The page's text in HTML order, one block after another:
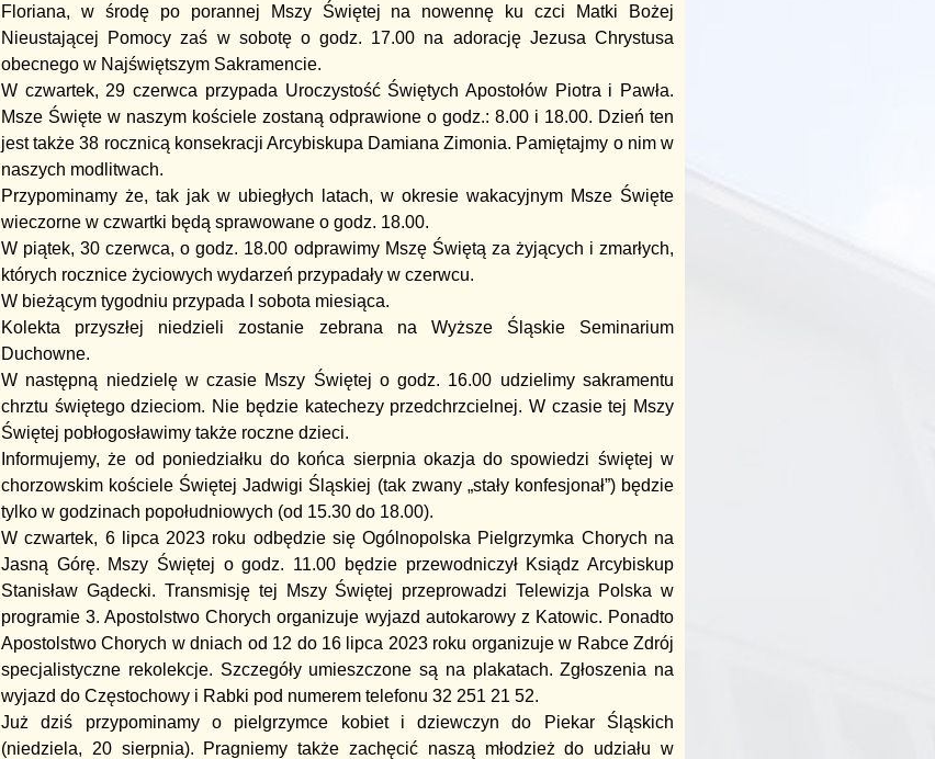
Floriana, w środę po porannej Mszy Świętej na nowennę ku czci Matki Bożej
Nieustającej Pomocy zaś w sobotę o godz. 17.00 na adorację Jezusa Chrystusa
obecnego w Najświętszym Sakramencie.
W czwartek, 29 czerwca przypada Uroczystość Świętych Apostołów Piotra i Pawła.
Msze Święte w naszym kościele zostaną odprawione o godz.: 8.00 i 18.00. Dzień ten
jest także 38 rocznicą konsekracji Arcybiskupa Damiana Zimonia. Pamiętajmy o nim w
naszych modlitwach.
Przypominamy że, tak jak w ubiegłych latach, w okresie wakacyjnym Msze Święte
wieczorne w czwartki będą sprawowane o godz. 18.00.
W piątek, 30 czerwca, o godz. 18.00 odprawimy Mszę Świętą za żyjących i zmarłych,
których rocznice życiowych wydarzeń przypadały w czerwcu.
W bieżącym tygodniu przypada I sobota miesiąca.
Kolekta przyszłej niedzieli zostanie zebrana na Wyższe Śląskie Seminarium
Duchowne.
W następną niedzielę w czasie Mszy Świętej o godz. 16.00 udzielimy sakramentu
chrztu świętego dzieciom. Nie będzie katechezy przedchrzcielnej. W czasie tej Mszy
Świętej pobłogosławimy także roczne dzieci.
Informujemy, że od poniedziałku do końca sierpnia okazja do spowiedzi świętej w
chorzowskim kościele Świętej Jadwigi Śląskiej (tak zwany „stały konfesjonał”) będzie
tylko w godzinach popołudniowych (od 15.30 do 18.00).
W czwartek, 6 lipca 2023 roku odbędzie się Ogólnopolska Pielgrzymka Chorych na
Jasną Górę. Mszy Świętej o godz. 11.00 będzie przewodniczył Ksiądz Arcybiskup
Stanisław Gądecki. Transmisję tej Mszy Świętej przeprowadzi Telewizja Polska w
programie 3. Apostolstwo Chorych organizuje wyjazd autokarowy z Katowic. Ponadto
Apostolstwo Chorych w dniach od 12 do 16 lipca 2023 roku organizuje w Rabce Zdrój
specjalistyczne rekolekcje. Szczegóły umieszczone są na plakatach. Zgłoszenia na
wyjazd do Częstochowy i Rabki pod numerem telefonu 32 251 21 52.
Już dziś przypominamy o pielgrzymce kobiet i dziewczyn do Piekar Śląskich
(niedziela, 20 sierpnia). Pragniemy także zachęcić naszą młodzież do udziału w